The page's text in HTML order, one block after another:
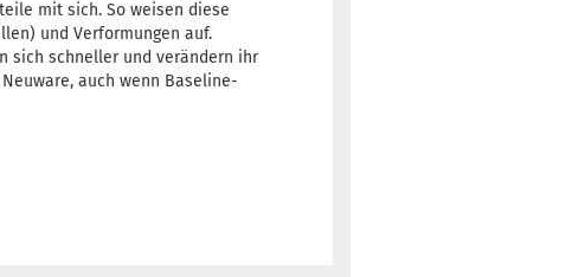
mit sich. So weisen diese
und Verformungen auf.
sich schneller und verändern ihr
auch wenn Baseline-